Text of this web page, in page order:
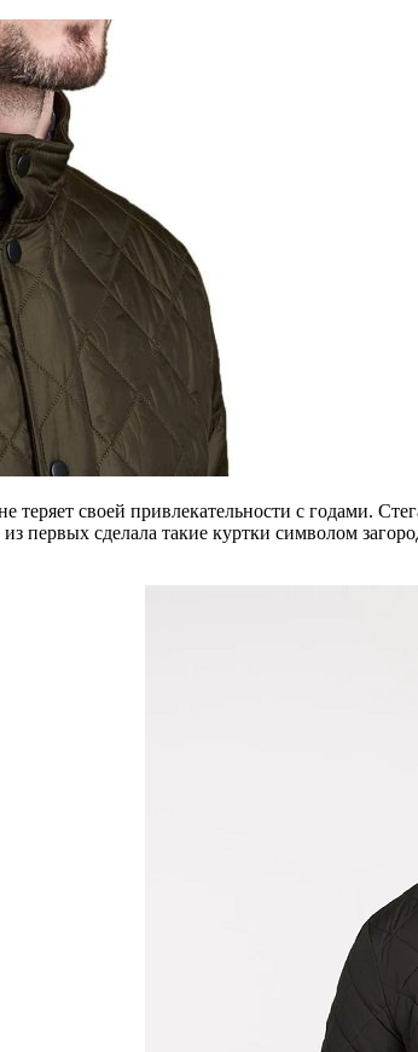
теряет своей привлекательности с годами.
первых сделала такие куртки символом